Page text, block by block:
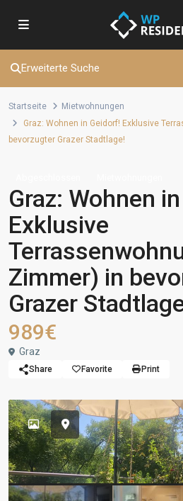
Erweiterte Suche
Startseite
Mietwohnungen
Graz: Wohnen in Geidorf! Exklusive
bevorzugter Grazer Stadtlage!
Graz: Wohnen
Exklusive
Zimmer) in
Grazer
989€
Graz
Share Favorite Print
Previous